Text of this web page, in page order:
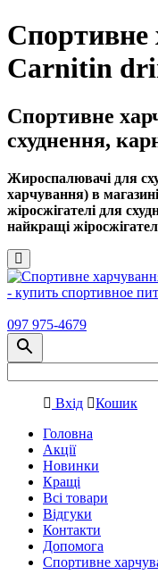
Спортивне
Carnitin
Спортивне
схуднення,
Жироспалювачі для
харчування) в
жіросжігателі для
найкращі
097 975-4679
Вхід
Кошик
Головна
Акції
Новинки
Кращі
Всі товари
Відгуки
Контакти
Допомога
Спортивне